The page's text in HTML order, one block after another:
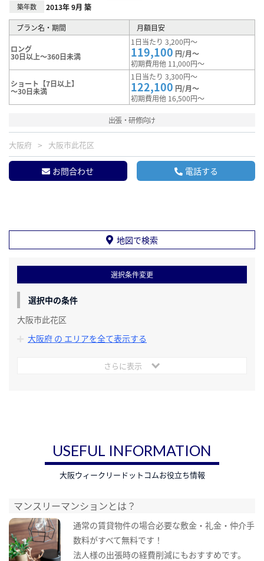
築年数 2013年 9月 築
プラン名・期間 月額目安
ロング
30日以上～360日未満
1日当たり 3,200円～
119,100 円/月～
初期費用他 11,000円～
ショート【7日以上】
～30日未満
1日当たり 3,300円～
122,100 円/月～
初期費用他 16,500円～
出張・研修向け
大阪府 大阪市此花区
お問合わせ 電話する
地図で検索
選択条件変更
選択中の条件
大阪市此花区
大阪府 の エリアを全て表示する
さらに表示
USEFUL INFORMATION
大阪ウィークリードットコムお役立ち情報
マンスリーマンションとは？
通常の賃貸物件の場合必要な敷金・礼金・仲介手
数料がすべて無料です！
法人様の出張時の経費削減にもおすすめです。